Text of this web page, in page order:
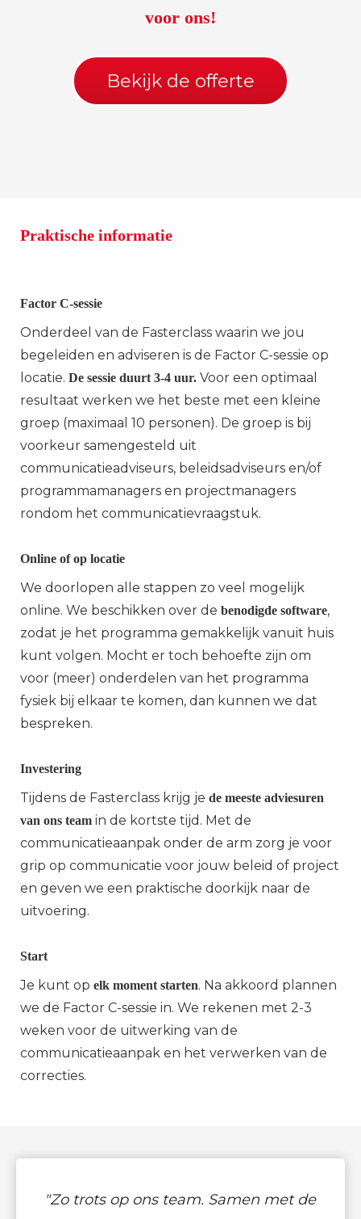
voor ons!
Bekijk de offerte
Praktische informatie
Factor C-sessie
Onderdeel van de Fasterclass waarin we jou
begeleiden en adviseren is de Factor C-sessie op
locatie. De sessie duurt 3-4 uur. Voor een optimaal
resultaat werken we het beste met een kleine
groep (maximaal 10 personen). De groep is bij
voorkeur samengesteld uit
communicatieadviseurs, beleidsadviseurs en/of
programmamanagers en projectmanagers
rondom het communicatievraagstuk.
Online of op locatie
We doorlopen alle stappen zo veel mogelijk
online. We beschikken over de benodigde software,
zodat je het programma gemakkelijk vanuit huis
kunt volgen. Mocht er toch behoefte zijn om
voor (meer) onderdelen van het programma
fysiek bij elkaar te komen, dan kunnen we dat
bespreken.
Investering
Tijdens de Fasterclass krijg je de meeste adviesuren
van ons team in de kortste tijd. Met de
communicatieaanpak onder de arm zorg je voor
grip op communicatie voor jouw beleid of project
en geven we een praktische doorkijk naar de
uitvoering.
Start
Je kunt op elk moment starten. Na akkoord plannen
we de Factor C-sessie in. We rekenen met 2-3
weken voor de uitwerking van de
communicatieaanpak en het verwerken van de
correcties.
"Zo trots op ons team. Samen met de